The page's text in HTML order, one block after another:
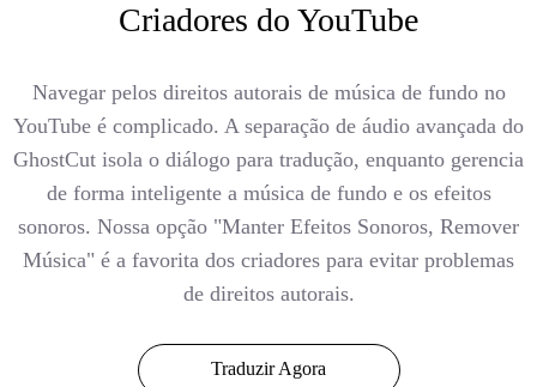
Criadores do YouTube
Navegar pelos direitos autorais de música de fundo no
YouTube é complicado. A separação de áudio avançada do
GhostCut isola o diálogo para tradução, enquanto gerencia
de forma inteligente a música de fundo e os efeitos
sonoros. Nossa opção "Manter Efeitos Sonoros, Remover
Música" é a favorita dos criadores para evitar problemas
de direitos autorais.
Traduzir Agora